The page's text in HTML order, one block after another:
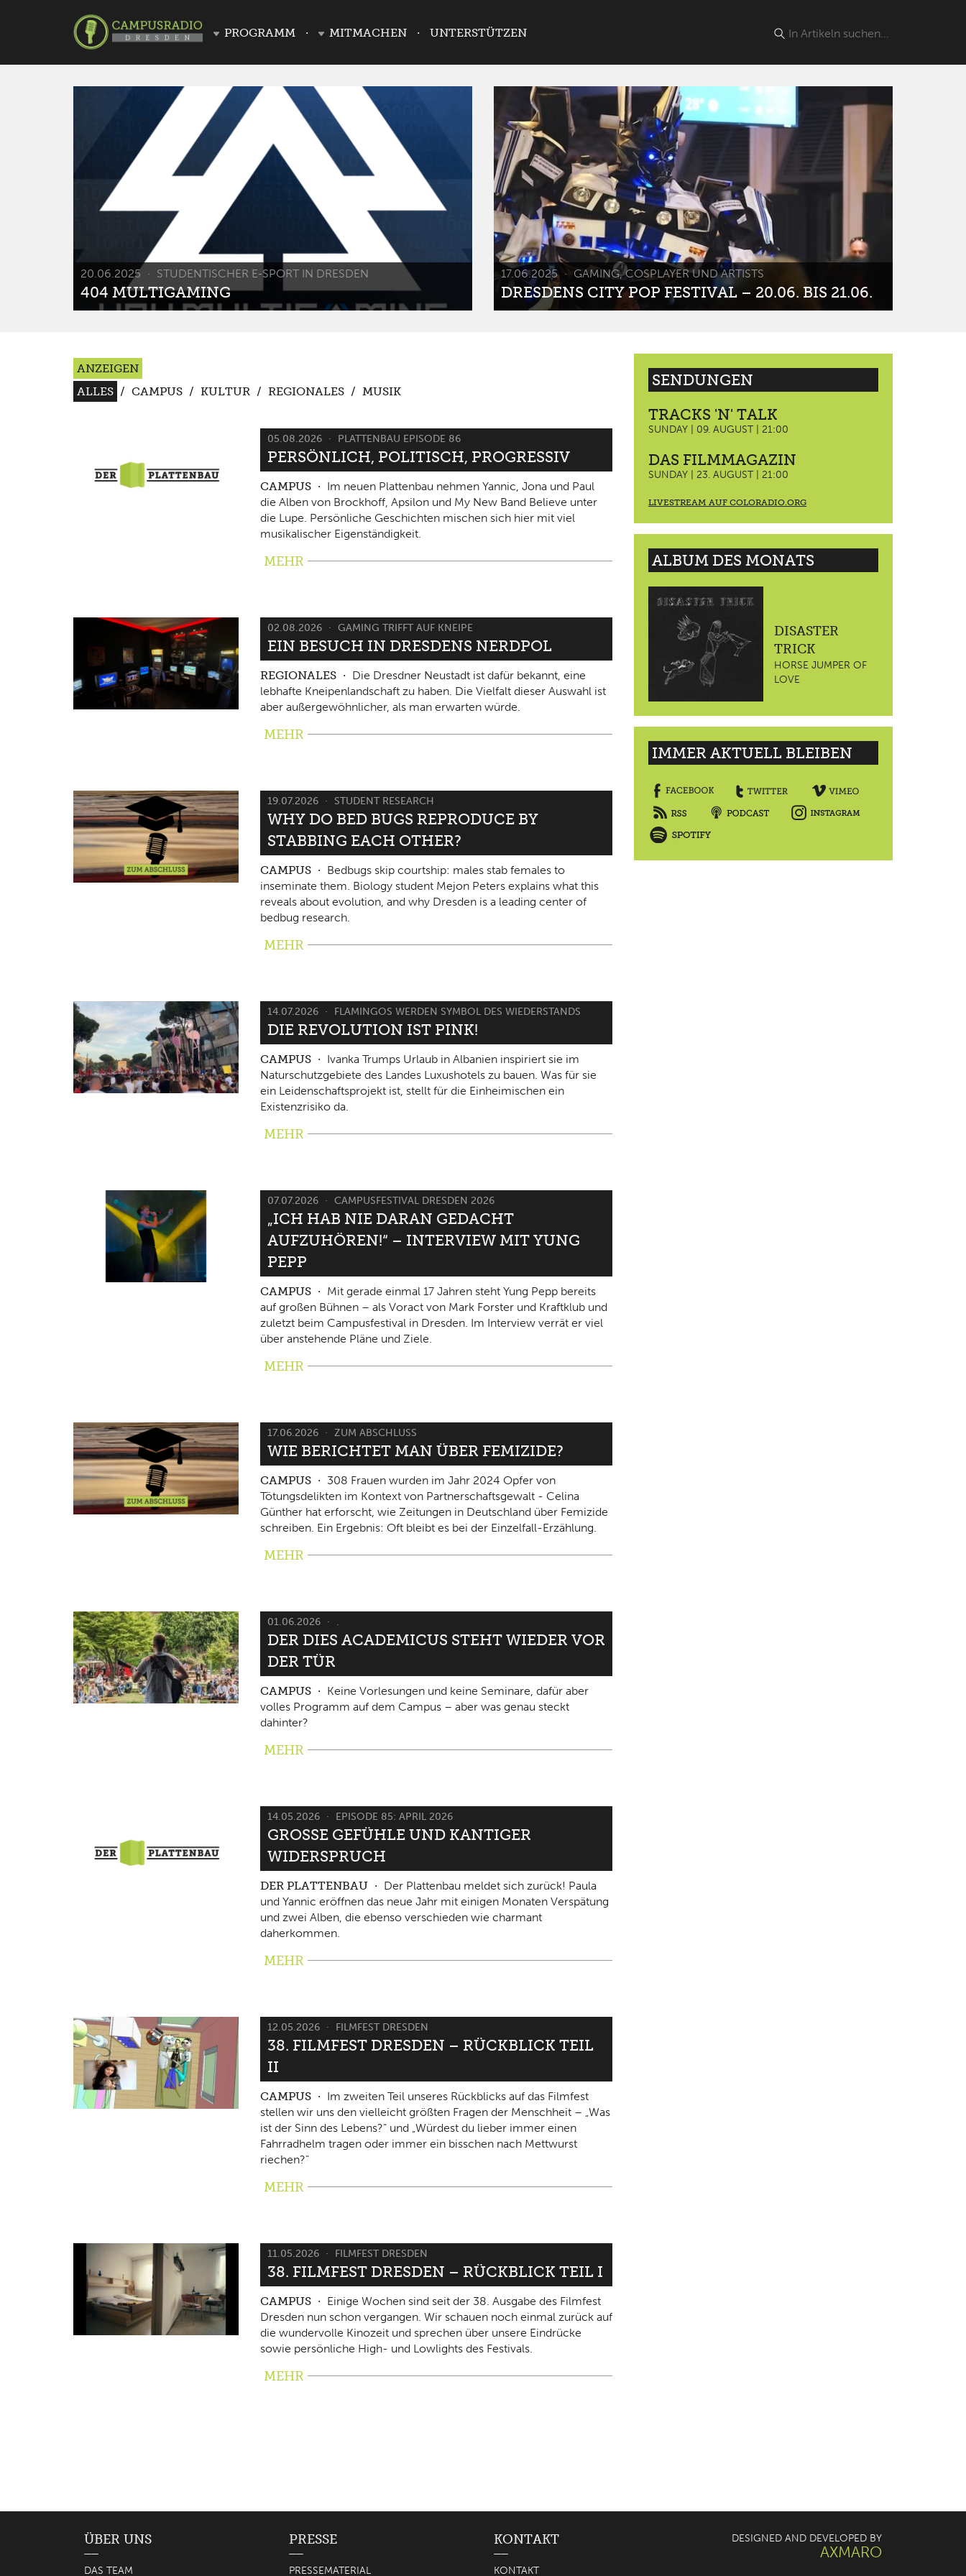
PROGRAMM MITMACHEN UNTERSTÜTZEN
20.06.2025 STUDENTISCHER E-SPORT IN DRESDEN
404 MULTIGAMING
17.06.2025 GAMING, COSPLAYER UND ARTISTS
DRESDENS CITY POP FESTIVAL – 20.06. BIS 21.06.
ANZEIGEN
ALLES / CAMPUS / KULTUR / REGIONALES / MUSIK
05.08.2026 PLATTENBAU EPISODE 86
PERSÖNLICH, POLITISCH, PROGRESSIV
CAMPUS
Im neuen Plattenbau nehmen Yannic, Jona und Paul
die Alben von Brockhoff, Apsilon und My New Band Believe unter
die Lupe. Persönliche Geschichten mischen sich hier mit viel
musikalischer Eigenständigkeit.
MEHR
02.08.2026 GAMING TRIFFT AUF KNEIPE
EIN BESUCH IN DRESDENS NERDPOL
REGIONALES
Die Dresdner Neustadt ist dafür bekannt, eine
lebhafte Kneipenlandschaft zu haben. Die Vielfalt dieser Auswahl ist
aber außergewöhnlicher, als man erwarten würde.
MEHR
19.07.2026 STUDENT RESEARCH
WHY DO BED BUGS REPRODUCE BY
STABBING EACH OTHER?
CAMPUS
Bedbugs skip courtship: males stab females to
inseminate them. Biology student Mejon Peters explains what this
reveals about evolution, and why Dresden is a leading center of
bedbug research.
MEHR
14.07.2026 FLAMINGOS WERDEN SYMBOL DES WIEDERSTANDS
DIE REVOLUTION IST PINK!
CAMPUS
Ivanka Trumps Urlaub in Albanien inspiriert sie im
Naturschutzgebiete des Landes Luxushotels zu bauen. Was für sie
ein Leidenschaftsprojekt ist, stellt für die Einheimischen ein
Existenzrisiko da.
MEHR
07.07.2026 CAMPUSFESTIVAL DRESDEN 2026
„ICH HAB NIE DARAN GEDACHT
AUFZUHÖREN!“ – INTERVIEW MIT YUNG
PEPP
CAMPUS
Mit gerade einmal 17 Jahren steht Yung Pepp bereits
auf großen Bühnen – als Voract von Mark Forster und Kraftklub und
zuletzt beim Campusfestival in Dresden. Im Interview verrät er viel
über anstehende Pläne und Ziele.
MEHR
17.06.2026 ZUM ABSCHLUSS
WIE BERICHTET MAN ÜBER FEMIZIDE?
CAMPUS
308 Frauen wurden im Jahr 2024 Opfer von
Tötungsdelikten im Kontext von Partnerschaftsgewalt - Celina
Günther hat erforscht, wie Zeitungen in Deutschland über Femizide
schreiben. Ein Ergebnis: Oft bleibt es bei der Einzelfall-Erzählung.
MEHR
01.06.2026 .
DER DIES ACADEMICUS STEHT WIEDER VOR
DER TÜR
CAMPUS
Keine Vorlesungen und keine Seminare, dafür aber
volles Programm auf dem Campus – aber was genau steckt
dahinter?
MEHR
14.05.2026 EPISODE 85: APRIL 2026
GROSSE GEFÜHLE UND KANTIGER W
IDERSPRUCH
DER PLATTENBAU
Der Plattenbau meldet sich zurück! Paula
und Yannic eröffnen das neue Jahr mit einigen Monaten Verspätung
und zwei Alben, die ebenso verschieden wie charmant
daherkommen.
MEHR
12.05.2026 FILMFEST DRESDEN
38. FILMFEST DRESDEN – RÜCKBLICK TEIL
II
CAMPUS
Im zweiten Teil unseres Rückblicks auf das Filmfest
stellen wir uns den vielleicht größten Fragen der Menschheit – „Was
ist der Sinn des Lebens?“ und „Würdest du lieber immer einen
Fahrradhelm tragen oder immer ein bisschen nach Mettwurst
riechen?"
MEHR
11.05.2026 FILMFEST DRESDEN
38. FILMFEST DRESDEN – RÜCKBLICK TEIL I
CAMPUS
Einige Wochen sind seit der 38. Ausgabe des Filmfest
Dresden nun schon vergangen. Wir schauen noch einmal zurück auf
die wundervolle Kinozeit und sprechen über unsere Eindrücke
sowie persönliche High- und Lowlights des Festivals.
MEHR
SENDUNGEN
TRACKS 'N' TALK
SUNDAY | 09. AUGUST | 21:00
DAS FILMMAGAZIN
SUNDAY | 23. AUGUST | 21:00
LIVESTREAM AUF COLORADIO.ORG
ALBUM DES MONATS
DISASTER
TRICK
HORSE JUMPER OF
LOVE
IMMER AKTUELL BLEIBEN
ÜBER UNS
DAS TEAM
PRESSE
PRESSEMATERIAL
KONTAKT
KONTAKT
DESIGNED AND DEVELOPED BY
AXMARO